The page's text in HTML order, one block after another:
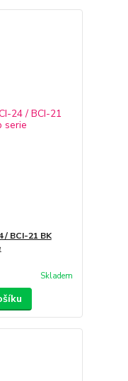
/ BCI-21 BK
Skladem